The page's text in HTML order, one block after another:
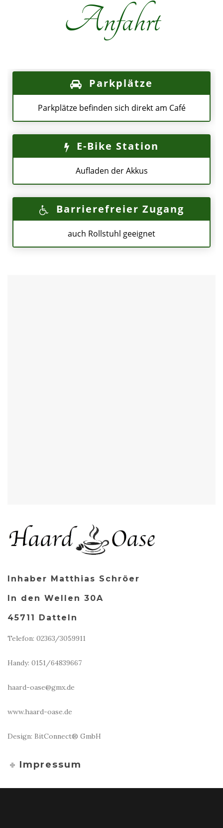
Anfahrt
Parkplätze
Parkplätze befinden sich direkt am Café
E-Bike Station
Aufladen der Akkus
Barrierefreier Zugang
auch Rollstuhl geeignet
Inhaber Matthias Schröer
In den Wellen 30A
45711 Datteln
Telefon: 02363/3059911
Handy: 0151/64839667
haard-oase@gmx.de
www.haard-oase.de
Design: BitConnect® GmbH
Impressum